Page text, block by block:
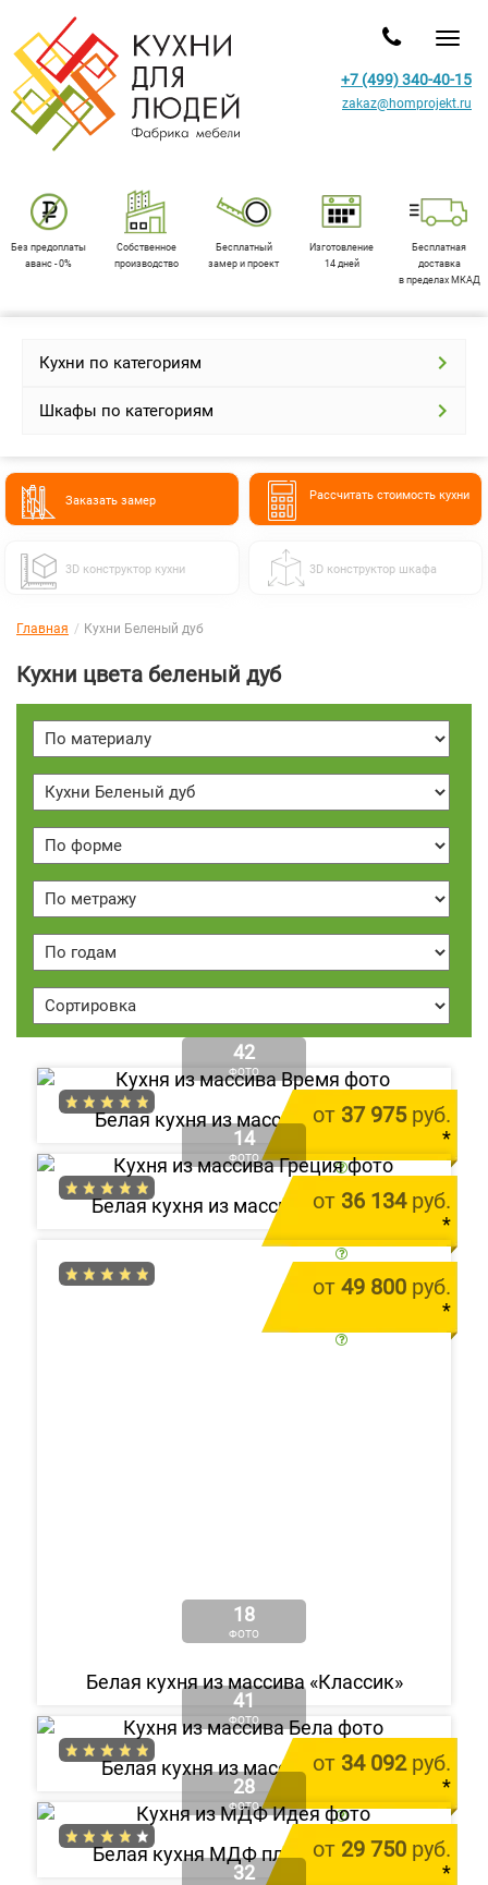
Без предоплаты
аванс - 0%
Собственное
производство
Бесплатный
замер и проект
Изготовление
14 дней
Бесплатная
доставка
в пределах МКАД
+7 (499) 340-40-15
zakaz@homprojekt.ru
Кухни по категориям
Шкафы по категориям
Заказать замер Расcчитать стоимость кухни
3D конструктор кухни 3D конструктор шкафа
Главная Кухни Беленый дуб
Кухни цвета беленый дуб
42
ФОТО
от 37 975руб.
*
цена за 1 м.п.
Белая кухня из массива «Время»
14
ФОТО
от 36 134руб.
*
Белая кухня из массива «Греция»
18
ФОТО
от 49 800 руб.
*
Белая кухня из массива «Классик»
41
ФОТО
от 34 092руб.
*
цена за 1 м.п.
Белая кухня из массива «Бела»
28
ФОТО
от 29 750 руб.
*
Белая кухня МДФ пленка «Идея»
32